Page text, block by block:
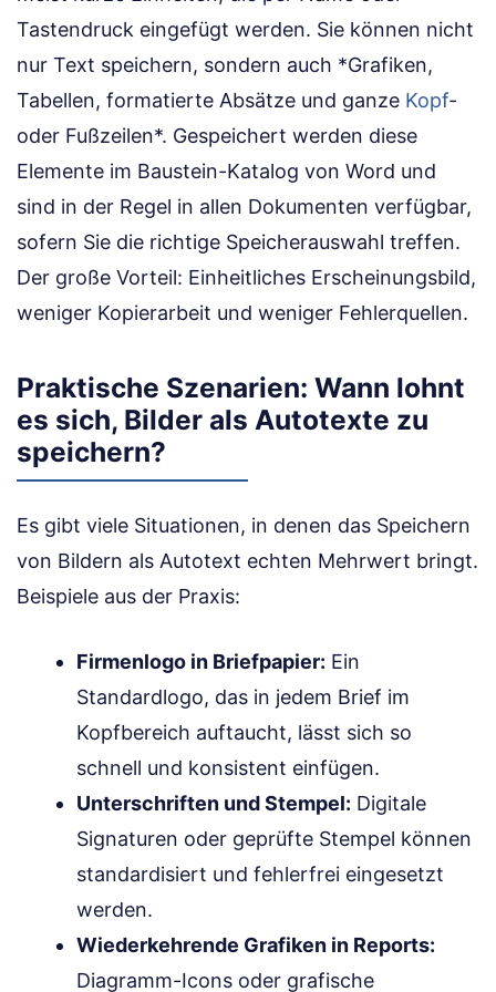
Tastendruck eingefügt werden. Sie können nicht
nur Text speichern, sondern auch *Grafiken,
Tabellen, formatierte Absätze und ganze Kopf-
oder Fußzeilen*. Gespeichert werden diese
Elemente im Baustein-Katalog von Word und
sind in der Regel in allen Dokumenten verfügbar,
sofern Sie die richtige Speicherauswahl treffen.
Der große Vorteil: Einheitliches Erscheinungsbild,
weniger Kopierarbeit und weniger Fehlerquellen.
Praktische Szenarien: Wann lohnt
es sich, Bilder als Autotexte zu
speichern?
Es gibt viele Situationen, in denen das Speichern
von Bildern als Autotext echten Mehrwert bringt.
Beispiele aus der Praxis:
Firmenlogo in Briefpapier: Ein
Standardlogo, das in jedem Brief im
Kopfbereich auftaucht, lässt sich so
schnell und konsistent einfügen.
Unterschriften und Stempel: Digitale
Signaturen oder geprüfte Stempel können
standardisiert und fehlerfrei eingesetzt
werden.
Wiederkehrende Grafiken in Reports:
Diagramm-Icons oder grafische